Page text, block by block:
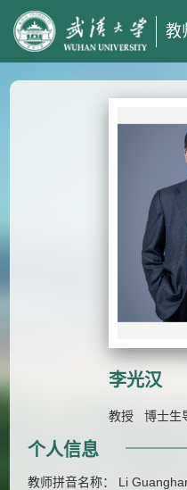
教
李光汉
教授 博士生
个人信息
教师拼音名称： Li